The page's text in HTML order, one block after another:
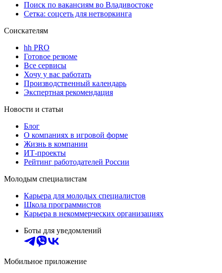
Поиск по вакансиям во Владивостоке
Сетка: соцсеть для нетворкинга
Соискателям
hh PRO
Готовое резюме
Все сервисы
Хочу у вас работать
Производственный календарь
Экспертная рекомендация
Новости и статьи
Блог
О компаниях в игровой форме
Жизнь в компании
ИТ-проекты
Рейтинг работодателей России
Молодым специалистам
Карьера для молодых специалистов
Школа программистов
Карьера в некоммерческих организациях
Боты для уведомлений
Мобильное приложение